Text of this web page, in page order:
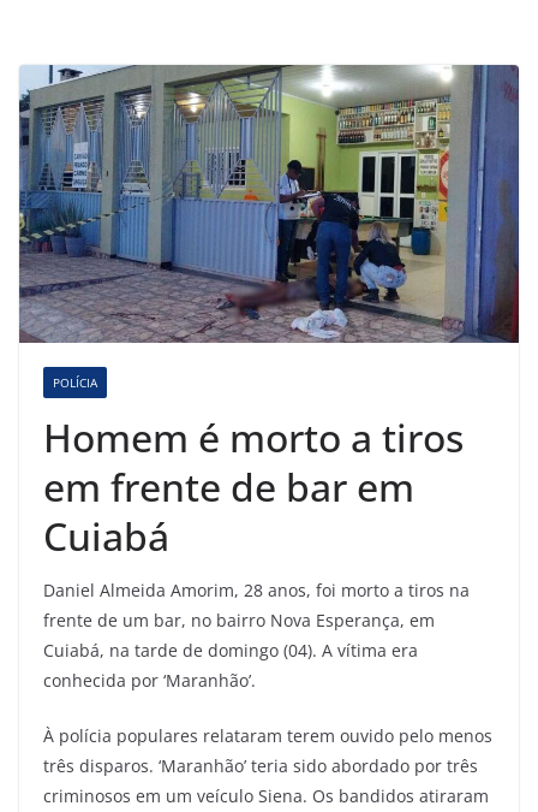
POLÍCIA
Homem é morto a tiros
em frente de bar em
Cuiabá
Daniel Almeida Amorim, 28 anos, foi morto a tiros na
frente de um bar, no bairro Nova Esperança, em
Cuiabá, na tarde de domingo (04). A vítima era
conhecida por ‘Maranhão’.
À polícia populares relataram terem ouvido pelo menos
três disparos. ‘Maranhão’ teria sido abordado por três
criminosos em um veículo Siena. Os bandidos atiraram